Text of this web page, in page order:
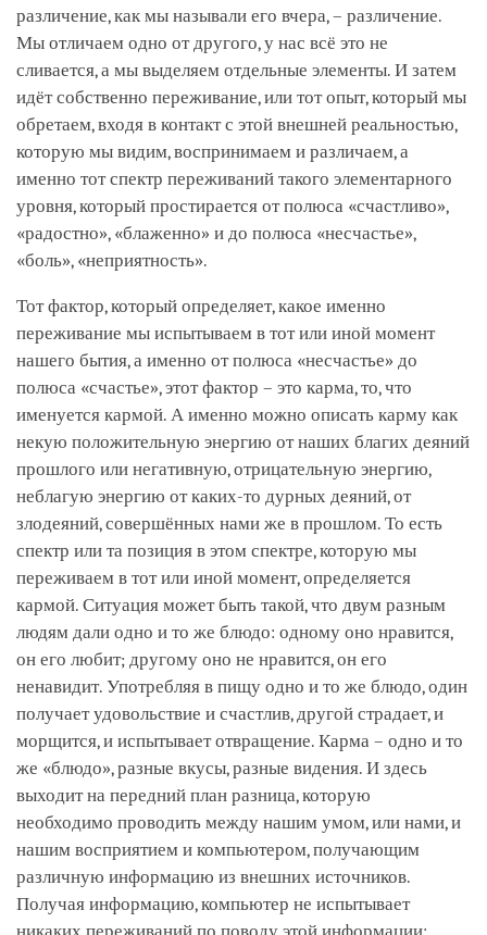
различение, как мы называли его вчера, – различение.
Мы отличаем одно от другого, у нас всё это не
сливается, а мы выделяем отдельные элементы. И затем
идёт собственно переживание, или тот опыт, который мы
обретаем, входя в контакт с этой внешней реальностью,
которую мы видим, воспринимаем и различаем, а
именно тот спектр переживаний такого элементарного
уровня, который простирается от полюса «счастливо»,
«радостно», «блаженно» и до полюса «несчастье»,
«боль», «неприятность».
Тот фактор, который определяет, какое именно
переживание мы испытываем в тот или иной момент
нашего бытия, а именно от полюса «несчастье» до
полюса «счастье», этот фактор – это карма, то, что
именуется кармой. А именно можно описать карму как
некую положительную энергию от наших благих деяний
прошлого или негативную, отрицательную энергию,
неблагую энергию от каких-то дурных деяний, от
злодеяний, совершённых нами же в прошлом. То есть
спектр или та позиция в этом спектре, которую мы
переживаем в тот или иной момент, определяется
кармой. Ситуация может быть такой, что двум разным
людям дали одно и то же блюдо: одному оно нравится,
он его любит; другому оно не нравится, он его
ненавидит. Употребляя в пищу одно и то же блюдо, один
получает удовольствие и счастлив, другой страдает, и
морщится, и испытывает отвращение. Карма – одно и то
же «блюдо», разные вкусы, разные видения. И здесь
выходит на передний план разница, которую
необходимо проводить между нашим умом, или нами, и
нашим восприятием и компьютером, получающим
различную информацию из внешних источников.
Получая информацию, компьютер не испытывает